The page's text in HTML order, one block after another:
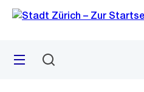
Navigation
Sprunglink
Menü